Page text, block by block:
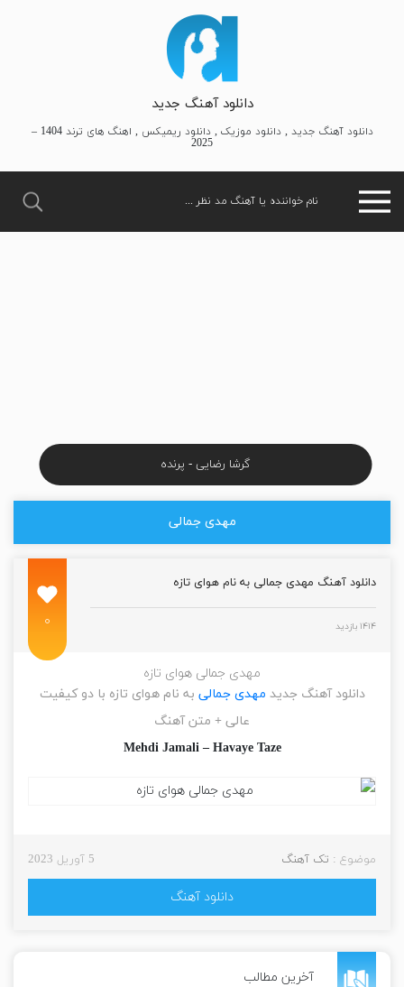
دانلود آهنگ جدید
دانلود آهنگ جدید , دانلود موزیک , دانلود ریمیکس , اهنگ های ترند 1404 –
2025
گرشا رضایی - پرنده
آخرین مطالب
مهدی جمالی
دانلود آهنگ مهدی جمالی به نام هوای تازه
۱۴۱۴ بازدید ۰
مهدی جمالی هوای تازه
دانلود آهنگ جدید مهدی جمالی به نام هوای تازه با دو کیفیت
عالی + متن آهنگ
Mehdi Jamali – Havaye Taze
موضوع : تک آهنگ 5 آوریل 2023
دانلود آهنگ